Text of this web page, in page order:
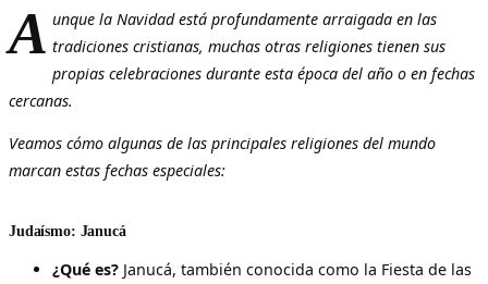
A unque la Navidad está profundamente arraigada en las
tradiciones cristianas, muchas otras religiones tienen sus
propias celebraciones durante esta época del año o en fechas
cercanas.
Veamos cómo algunas de las principales religiones del mundo
marcan estas fechas especiales:
Judaísmo: Janucá
¿Qué es? Janucá, también conocida como la Fiesta de las